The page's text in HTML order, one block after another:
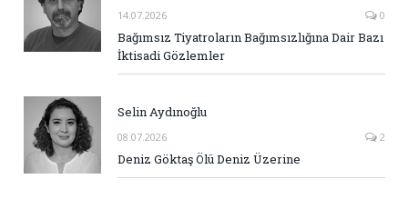
14.07.2026 0
Bağımsız Tiyatroların Bağımsızlığına Dair Bazı
İktisadi Gözlemler
Selin Aydınoğlu
08.07.2026 2
Deniz Göktaş Ölü Deniz Üzerine